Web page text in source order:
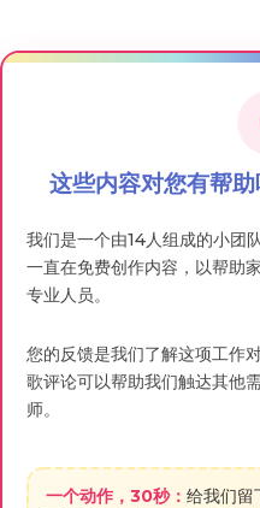
这些内容对您有帮
我们是一个由14人组成的小团
一直在免费创作内容，以帮助
专业人员。
您的反馈是我们了解这项工作
歌评论可以帮助我们触达其他
师。
一个动作，30秒： 给我们留